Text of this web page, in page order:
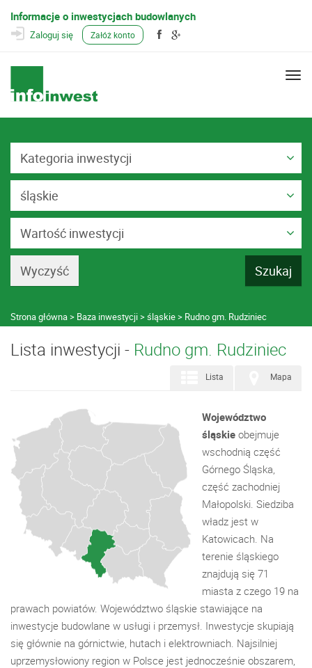
Informacje o inwestycjach budowlanych
Zaloguj się Załóż konto
Kategoria inwestycji
śląskie
Wartość inwestycji
Strona główna Baza inwestycji śląskie Rudno gm. Rudziniec
Lista inwestycji - Rudno gm. Rudziniec
Mapa
Lista
Województwo
śląskie obejmuje
wschodnią część
Górnego Śląska,
część zachodniej
Małopolski. Siedziba
władz jest w
Katowicach. Na
terenie śląskiego
znajdują się 71
miasta z czego 19 na
prawach powiatów. Województwo śląskie stawiające na
inwestycje budowlane w usługi i przemysł. Inwestycje skupiają
się głównie na górnictwie, hutach i elektrowniach. Najsilniej
uprzemysłowiony region w Polsce jest jednocześnie obszarem,